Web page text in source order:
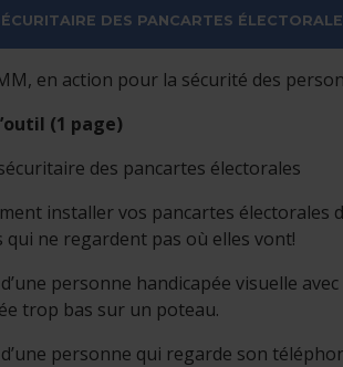
DES PANCARTES
en action pour la sécurité des
(1 page)
des pancartes électorales
installer vos pancartes
qui ne regardent pas où elles vont!
personne handicapée visuelle
trop bas sur un poteau.
d’une personne qui regarde son